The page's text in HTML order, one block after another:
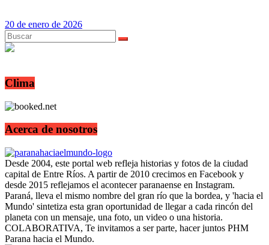
20 de enero de 2026
Clima
Acerca de nosotros
Desde 2004, este portal web refleja historias y fotos de la ciudad
capital de Entre Ríos. A partir de 2010 crecimos en Facebook y
desde 2015 reflejamos el acontecer paranaense en Instagram.
Paraná, lleva el mismo nombre del gran río que la bordea, y 'hacia el
Mundo' sintetiza esta gran oportunidad de llegar a cada rincón del
planeta con un mensaje, una foto, un video o una historia.
COLABORATIVA, Te invitamos a ser parte, hacer juntos PHM
Parana hacia el Mundo.